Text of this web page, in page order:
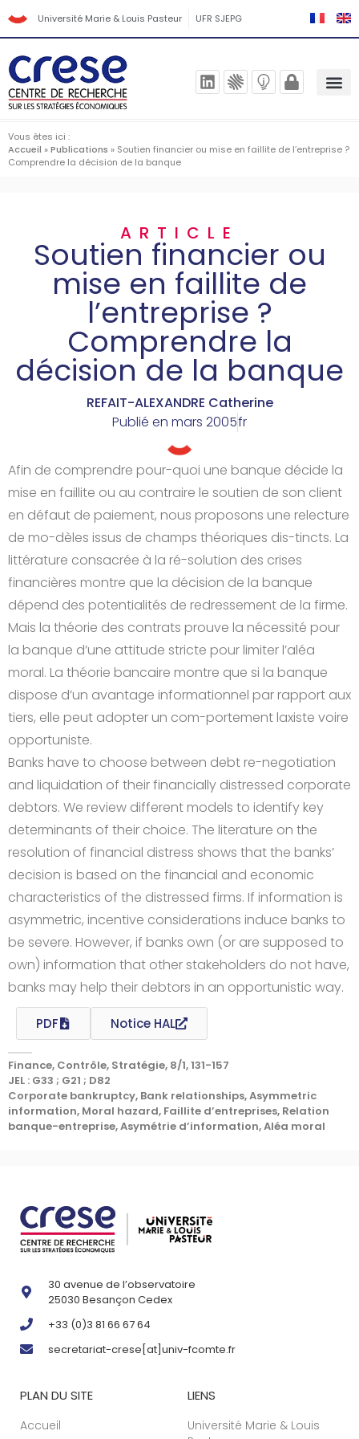
Université Marie & Louis Pasteur UFR SJEPG
Vous êtes ici :
Accueil »Publications » Soutien financier ou mise en faillite de l’entreprise ?
Comprendre la décision de la banque
ARTICLE
Soutien financier ou
mise en faillite de
l’entreprise ?
Comprendre la
décision de la banque
REFAIT-ALEXANDRE Catherine
Publié en mars 2005fr
Afin de comprendre pour-quoi une banque décide la
mise en faillite ou au contraire le soutien de son client
en défaut de paiement, nous proposons une relecture
de mo-dèles issus de champs théoriques dis-tincts. La
littérature consacrée à la ré-solution des crises
financières montre que la décision de la banque
dépend des potentialités de redressement de la firme.
Mais la théorie des contrats prouve la nécessité pour
la banque d’une attitude stricte pour limiter l’aléa
moral. La théorie bancaire montre que si la banque
dispose d’un avantage informationnel par rapport aux
tiers, elle peut adopter un com-portement laxiste voire
opportuniste.
Banks have to choose between debt re-negotiation
and liquidation of their financially distressed corporate
debtors. We review different models to identify key
determinants of their choice. The literature on the
resolution of financial distress shows that the banks’
decision is based on the financial and economic
characteristics of the distressed firms. If information is
asymmetric, incentive considerations induce banks to
be severe. However, if banks own (or are supposed to
own) information that other stakeholders do not have,
banks may help their debtors in an opportunistic way.
PDF Notice HAL
Finance, Contrôle, Stratégie, 8/1, 131-157
JEL : G33 ; G21 ; D82
Corporate bankruptcy, Bank relationships, Asymmetric
information, Moral hazard, Faillite d’entreprises, Relation
banque-entreprise, Asymétrie d’information, Aléa moral
30 avenue de l’observatoire
25030 Besançon Cedex
+33 (0)3 81 66 67 64
secretariat-crese[at]univ-fcomte.fr
PLAN DU SITE
Accueil
LIENS
Université Marie & Louis